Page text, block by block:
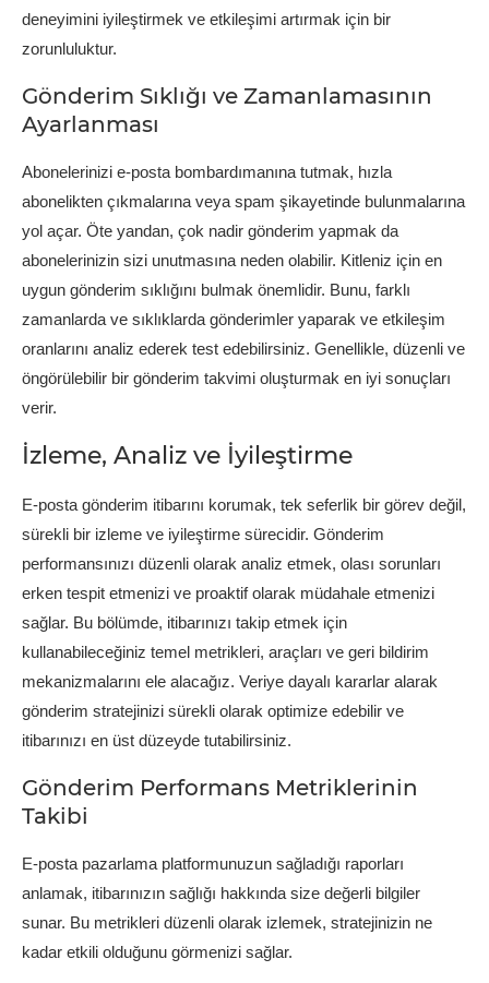
deneyimini iyileştirmek ve etkileşimi artırmak için bir
zorunluluktur.
Gönderim Sıklığı ve Zamanlamasının
Ayarlanması
Abonelerinizi e-posta bombardımanına tutmak, hızla
abonelikten çıkmalarına veya spam şikayetinde bulunmalarına
yol açar. Öte yandan, çok nadir gönderim yapmak da
abonelerinizin sizi unutmasına neden olabilir. Kitleniz için en
uygun gönderim sıklığını bulmak önemlidir. Bunu, farklı
zamanlarda ve sıklıklarda gönderimler yaparak ve etkileşim
oranlarını analiz ederek test edebilirsiniz. Genellikle, düzenli ve
öngörülebilir bir gönderim takvimi oluşturmak en iyi sonuçları
verir.
İzleme, Analiz ve İyileştirme
E-posta gönderim itibarını korumak, tek seferlik bir görev değil,
sürekli bir izleme ve iyileştirme sürecidir. Gönderim
performansınızı düzenli olarak analiz etmek, olası sorunları
erken tespit etmenizi ve proaktif olarak müdahale etmenizi
sağlar. Bu bölümde, itibarınızı takip etmek için
kullanabileceğiniz temel metrikleri, araçları ve geri bildirim
mekanizmalarını ele alacağız. Veriye dayalı kararlar alarak
gönderim stratejinizi sürekli olarak optimize edebilir ve
itibarınızı en üst düzeyde tutabilirsiniz.
Gönderim Performans Metriklerinin
Takibi
E-posta pazarlama platformunuzun sağladığı raporları
anlamak, itibarınızın sağlığı hakkında size değerli bilgiler
sunar. Bu metrikleri düzenli olarak izlemek, stratejinizin ne
kadar etkili olduğunu görmenizi sağlar.